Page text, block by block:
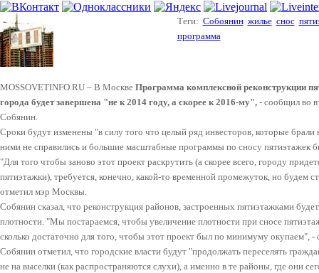
Теги: Собоянин жилье снос
программа
MOSSOVETINFO.RU – В Москве Программа комплексной реконструкции
города будет завершена "не к 2014 году, а скорее к 2016-му", - сообщил во
Собянин.
Сроки будут изменены "в силу того что целый ряд инвесторов, которые брали
ними не справились и большие масштабные программы по сносу пятиэтажек
"Для того чтобы заново этот проект раскрутить (а скорее всего, городу
пятиэтажки), требуется, конечно, какой-то временной промежуток, но будем
отметил мэр Москвы.
Собянин сказал, что реконструкция районов, застроенных пятиэтажками
плотности. "Мы постараемся, чтобы увеличение плотности при сносе
сколько достаточно для того, чтобы этот проект был по минимуму окупаем", -
Собянин отметил, что городские власти будут "продолжать переселять
не на выселки (как распространяются слухи), а именно в те районы, где они